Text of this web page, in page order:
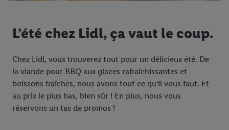
L’été chez Lidl, ça vaut le coup.
Chez Lidl, vous trouverez tout pour un délicieux été. De
la viande pour BBQ aux glaces rafraîchissantes et
boissons fraîches, nous avons tout ce qu'il vous faut. Et
au prix le plus bas, bien sûr ! En plus, nous vous
réservons un tas de promos !